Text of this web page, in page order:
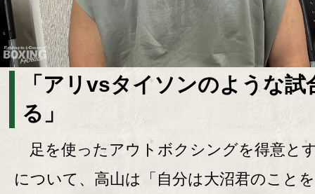
「アリvsタイソンのような試
る」
足を使ったアウトボクシングを得意と
について、高山は「自分は大沼君のこと